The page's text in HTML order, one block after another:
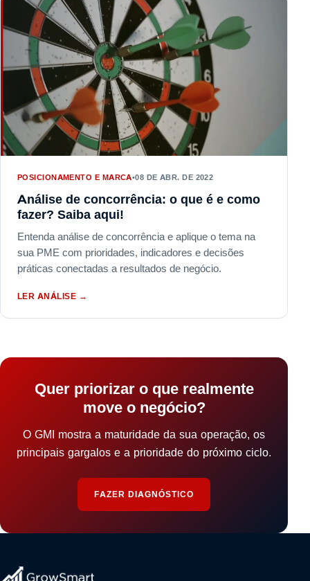
POSICIONAMENTO E MARCA•08 DE ABR. DE 2022
Análise de concorrência: o que é e como
fazer? Saiba aqui!
Entenda análise de concorrência e aplique o tema na
sua PME com prioridades, indicadores e decisões
práticas conectadas a resultados de negócio.
LER ANÁLISE →
Quer priorizar o que realmente
move o negócio?
O GMI mostra a maturidade da sua operação, os
principais gargalos e a prioridade do próximo ciclo.
FAZER DIAGNÓSTICO